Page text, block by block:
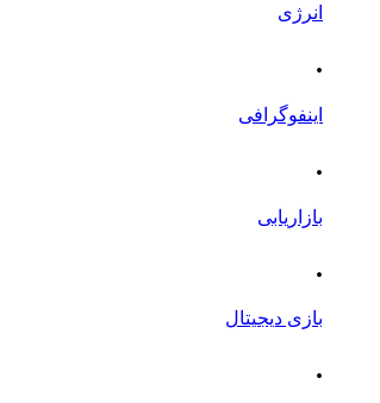
انرژی
.
اینفوگرافی
.
بازاریابی
.
بازی دیجیتال
.